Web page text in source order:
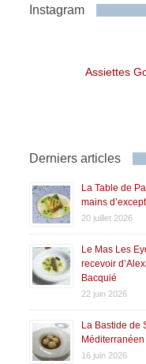
Instagram
Assiettes
Derniers articles
La Table de
mains
20 juillet 2026
Le Mas Les
recevoir
Bacquié
22 juin 2026
La Bastide de
16 juin 2026